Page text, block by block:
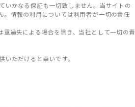
いかなる保証も一切致しません。当サイトの
情報の利用については利用者が一切の責任
過失による場合を除き、当社として一切の責
ただけると幸いです。